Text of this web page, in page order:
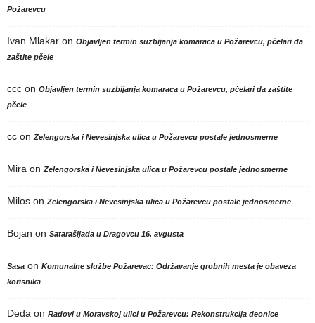
Požarevcu
Ivan Mlakar on Objavljen termin suzbijanja komaraca u Požarevcu, pčelari da
zaštite pčele
ccc on Objavljen termin suzbijanja komaraca u Požarevcu, pčelari da zaštite
pčele
cc on Zelengorska i Nevesinjska ulica u Požarevcu postale jednosmerne
Mira on Zelengorska i Nevesinjska ulica u Požarevcu postale jednosmerne
Milos on Zelengorska i Nevesinjska ulica u Požarevcu postale jednosmerne
Bojan on Satarašijada u Dragovcu 16. avgusta
Sasa on Komunalne službe Požarevac: Održavanje grobnih mesta je obaveza
korisnika
Deda on Radovi u Moravskoj ulici u Požarevcu: Rekonstrukcija deonice